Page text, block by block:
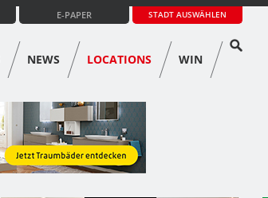
STADT AUSWÄHLEN
E-PAPER
NEWS LOCATIONS WIN